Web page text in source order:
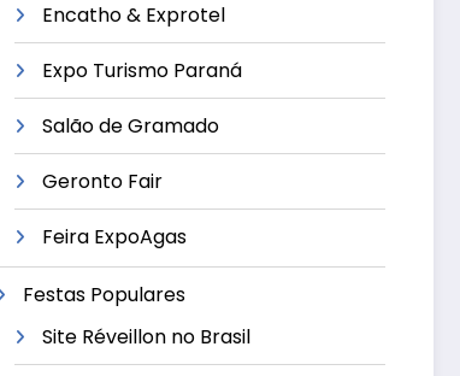
Encatho & Exprotel
Expo Turismo Paraná
Salão de Gramado
Geronto Fair
Feira ExpoAgas
Festas Populares
Site Réveillon no Brasil